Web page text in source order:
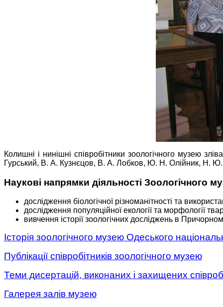
Колишні і нинішні співробітники зоологічного музею
Гурський, В. А. Кузнєцов, В. А. Лобков, Ю. Н. Олійник, Н.
Наукові напрямки діяльності Зоологічного
дослідження біологічної різноманітності та
дослідження популяційної екології та морфології
вивчення історії зоологічних досліджень в
Історія зоологічного музею Одеського
Публікації співробітників зоологічного музею
Теми дисертацій, виконаних і захищених
Галерея залів музею